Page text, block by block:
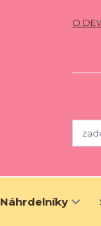
O
Náhrdelníky